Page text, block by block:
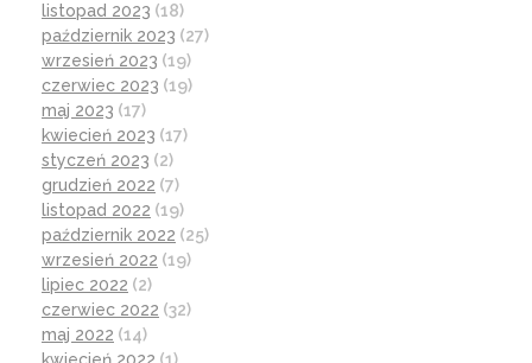
listopad 2023 (18)
październik 2023 (27)
wrzesień 2023 (19)
czerwiec 2023 (19)
maj 2023 (17)
kwiecień 2023 (17)
styczeń 2023 (2)
grudzień 2022 (7)
listopad 2022 (19)
październik 2022 (25)
wrzesień 2022 (19)
lipiec 2022 (2)
czerwiec 2022 (32)
maj 2022 (14)